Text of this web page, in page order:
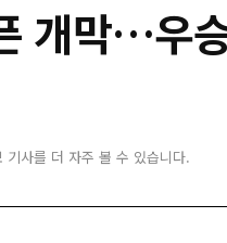
개막…우
사를 더 자주 볼 수 있습니다.